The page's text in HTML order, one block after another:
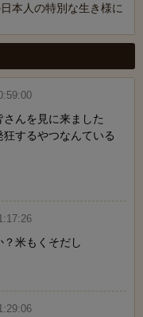
本人の特別な生き様に
んを見に来ました
するやつなんている
米もくそだし